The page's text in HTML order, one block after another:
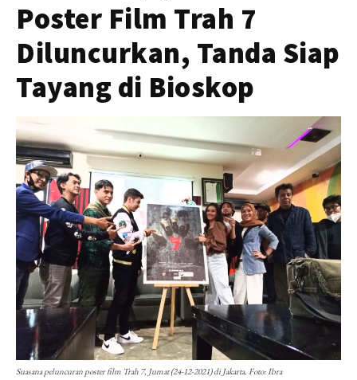
Poster Film Trah 7
Diluncurkan, Tanda Siap
Tayang di Bioskop
Suasana peluncuran poster film Trah 7, Jumat (24-12-2021) di Jakarta. Foto: Ibra